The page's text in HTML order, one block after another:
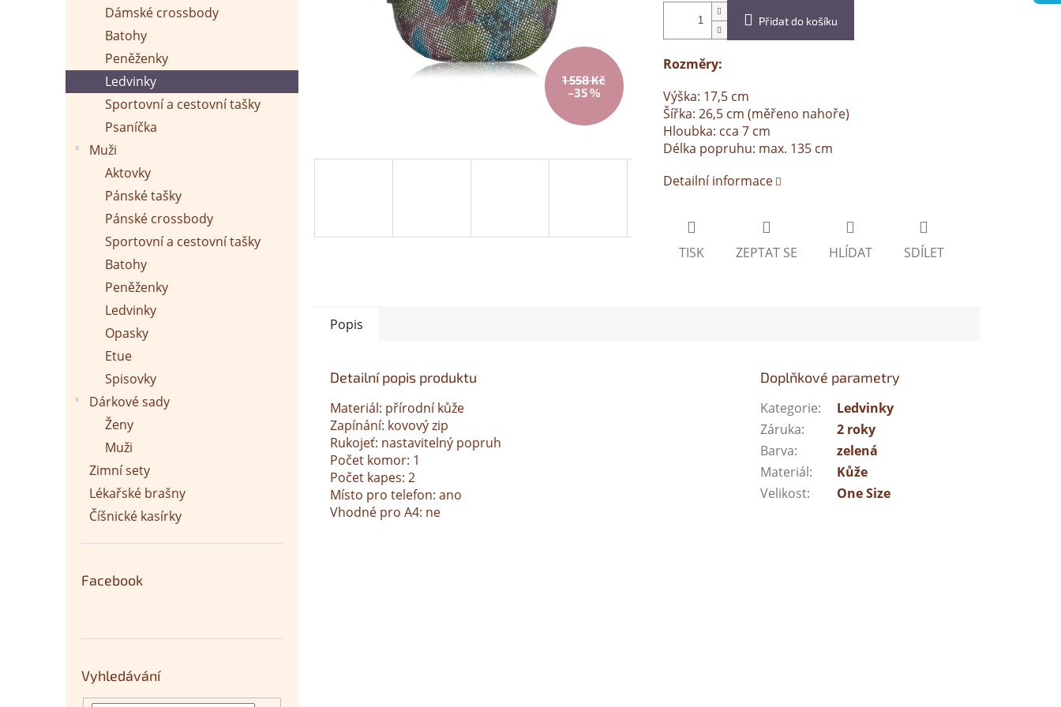
l
Dámské crossbody
Batohy
Peněženky
Ledvinky
Sportovní a cestovní tašky
Psaníčka
Muži
Aktovky
Pánské tašky
Pánské crossbody
Sportovní a cestovní tašky
Batohy
Peněženky
Ledvinky
Opasky
Etue
Spisovky
Dárkové sady
Ženy
Muži
Zimní sety
Lékařské brašny
Číšnické kasírky
Facebook
Vyhledávání
1 558 Kč
–35 %
Přidat do košíku
Rozměry:
Výška: 17,5 cm
Šířka: 26,5 cm (měřeno nahoře)
Hloubka: cca 7 cm
Délka popruhu: max. 135 cm
Detailní informace
TISK ZEPTAT SE HLÍDAT SDÍLET
Popis
Detailní popis produktu
Materiál: přírodní kůže
Zapínání: kovový zip
Rukojeť: nastavitelný popruh
Počet komor: 1
Počet kapes: 2
Místo pro telefon: ano
Vhodné pro A4: ne
Doplňkové parametry
Kategorie:
Ledvinky
Záruka:
2 roky
Barva:
zelená
Materiál:
Kůže
Velikost: One Size